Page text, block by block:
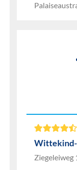
Wittekind-
Ziegeleiweg